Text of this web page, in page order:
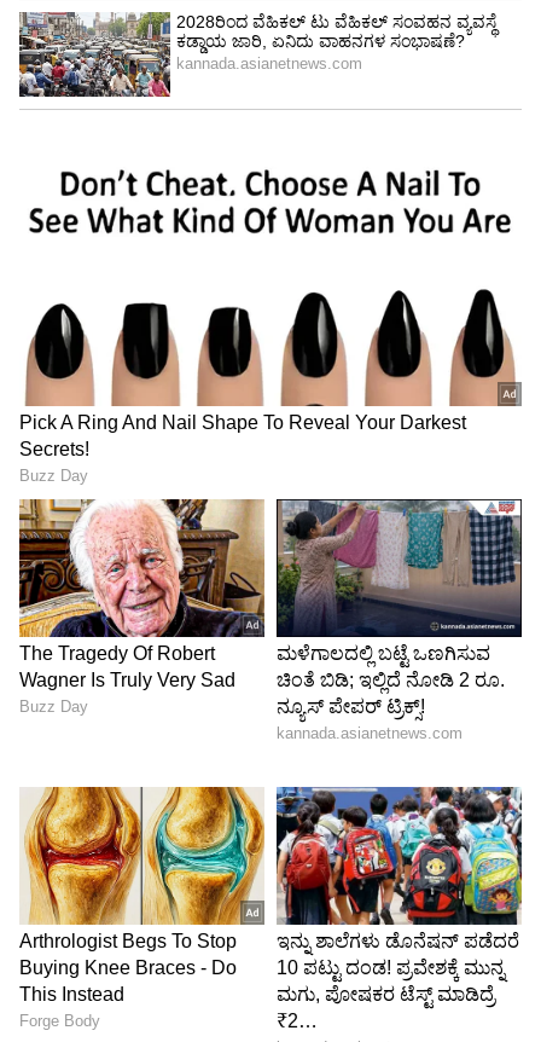
ಡಿಜಿಟಲ್‌ ಡೇಟಾ ರಕ್ಷಣೆಗೆ ಕ್ರಮಗಳನ್ನು ಒಳಗೊಂಡಿದ್ದು, ನಮ್ಮ
ಡಿಜಿಟಲ್‌ ಆರ್ಥಿಕತೆ ಮತ್ತು ಡಿಜಿಟಲ್‌ ಪರಿಸರ ವ್ಯವಸ್ಥೆಗಾಗಿ
ಸಮಗ್ರ ಜಾಗತಿಕ ಮಾನದಂಡ ಮತ್ತು ಭವಿಷ್ಯ-ಸಿದ್ಧ ಚೌಕಟ್ಟು
ಸವಾಲುಗಳನ್ನು ವಿಳಂಬವಿಲ್ಲದೆ ಪರಿಹರಿಸುತ್ತದೆ.
ಡಿಜಿಟಲ್‌ ವೈಯಕ್ತಿಕ ಡೇಟಾ ರಕ್ಷಣಾ ಮಸೂದೆ ಒಂದು ಸಮಗ್ರ,
ಆಧುನಿಕ ಶಾಸನವಾಗಿದೆ. ಇದು ನಾಗರಿಕರ ಡೇಟಾ ರಕ್ಷಣೆಯ
ಹಕ್ಕನ್ನು ರಕ್ಷಿಸುವ ಉದ್ದೇಶವನ್ನು ಹೊಂದಿದೆ. ಡೇಟಾ ರಕ್ಷಣೆ,
3 ಪ್ರಮುಖ ಗುರಿಗಳಾಗಿವೆ. ಈ ಮಸೂದೆಯು ನಮ್ಮ ಡೇಟಾ
ಆರ್ಥಿಕತೆಯಲ್ಲಿ ಆಳವಾದ ಶಾಶ್ವತ ವರ್ತನೆಯ
ಬದಲಾವಣೆಗಳನ್ನು ತರುತ್ತದೆ ಹಾಗೂ ವೈಯಕ್ತಿಕ ಡೇಟಾದ
ದುರುಪಯೋಗ, ಡಾಕ್ಸಿಂಗ್‌, ಗ್ಯಾಸ್‌ಲೈಟಿಂಗ್‌, ಸೈಬರ್‌
ಟ್ರೋಲಿಂಗ್‌ನ ಅಪಾಯಕಾರಿ ಅಭ್ಯಾಸಗಳಿಗೆ ಕಾನೂನಿನ
ಮೂಲಕ ತಡೆ ಹಾಕುತ್ತದೆ.